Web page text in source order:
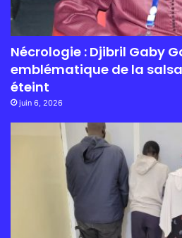
Nécrologie : Djibril Gaby
emblématique de la
éteint
juin 6, 2026